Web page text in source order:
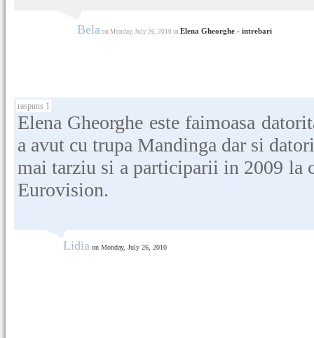
Bela on Monday, July 26, 2010 in Elena Gheorghe - intrebari
raspuns 1
Elena Gheorghe este faimoasa
a avut cu trupa Mandinga dar si
mai tarziu si a participarii in 2009 la
Eurovision.
Lidia on Monday, July 26, 2010